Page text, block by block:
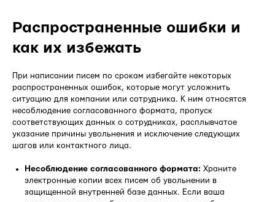
Распространенные ошибки и
как их избежать
При написании писем по срокам избегайте некоторых
распространенных ошибок, которые могут усложнить
ситуацию для компании или сотрудника. К ним относятся
несоблюдение согласованного формата, пропуск
соответствующих данных о сотрудниках, расплывчатое
указание причины увольнения и исключение следующих
шагов или контактного лица.
Несоблюдение согласованного формата: Храните
электронные копии всех писем об увольнении в
защищенной внутренней базе данных. Если ваша